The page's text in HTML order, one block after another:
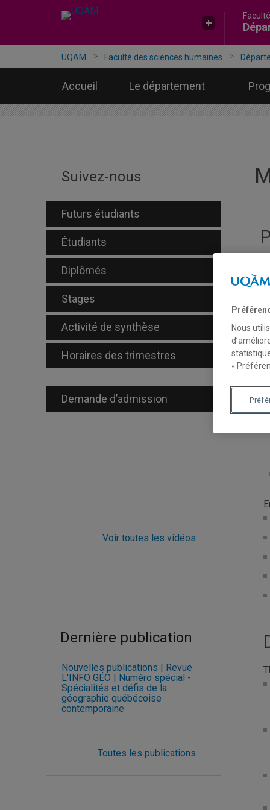
Accéder
la
recherche
Accéder
menu
pricipal
Accéder
la
zone
centrale
UQAM Faculté des sciences humaines
Accueil Le département
Suivez-nous
Futurs étudiants
Étudiants
Diplômés
Stages
Activité de synthèse
Horaires des trimestres
Demande d’admission
Voir toutes les vidéos
Dernière publication
Nouvelles publications | Revue
L'INFO GÉO | Numéro spécial -
Spécialités et défis de la
géographie québécoise
contemporaine
Toutes les publications
Nous
«